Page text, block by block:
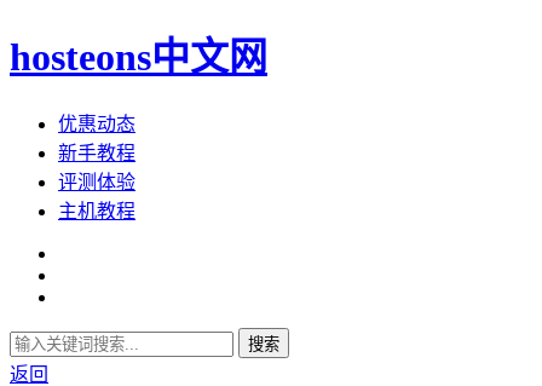
hosteons中文网
优惠动态
新手教程
评测体验
主机教程
搜索
返回